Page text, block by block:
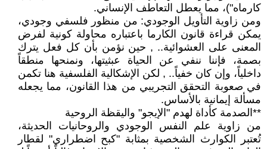
كارماه")، مما يعطل التعاطف الإنساني.
ومن زاوية التأويل الوجودي: من منظور فلسفي وجودي،
يمكن قراءة قانون الكارما باعتباره محاولة كونية لفرض
المعنى على العشوائية.. , حين نؤمن بأن كل فعل يترك
بصمة، فإننا ننفي عن الحياة عبثيتها، ونمنحها منطقاً
داخلياً، وإن كان خفياً.. , لكن الإشكالية الفلسفية هنا تكمن
في صعوبة التحقق التجريبي من هذا القانون، مما يجعله
مسألة إيمانية بالأساس.
**الصدمة كأداة لهدم "الإيجو" واليقظة الروحية
من زاوية علم النفس الوجودي والروحانيات الحديثة،
تُعتبر الكوارث الشخصية بمثابة "كبح اضطراري" لقطار